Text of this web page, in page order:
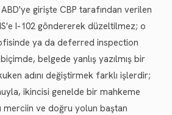
girişte CBP tarafından verilen
I-102 göndererek düzeltilmez; o
ya da deferred inspection
belgede yanlış yazılmış bir
adını değiştirmek farklı işlerdir;
ikincisi genelde bir mahkeme
merciin ve doğru yolun baştan